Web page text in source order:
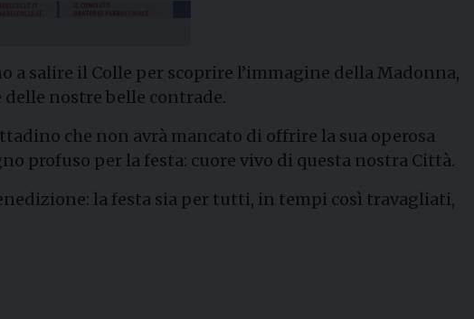
a salire il Colle per scoprire l’immagine della Madonna,
delle nostre belle contrade.
che non avrà mancato di offrire la sua operosa
profuso per la festa: cuore vivo di questa nostra Città.
la festa sia per tutti, in tempi così travagliati,